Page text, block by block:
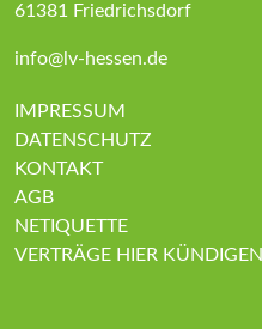
61381 Friedrichsdorf
info@lv-hessen.de
IMPRESSUM
DATENSCHUTZ
KONTAKT
AGB
NETIQUETTE
VERTRÄGE HIER KÜNDIGEN